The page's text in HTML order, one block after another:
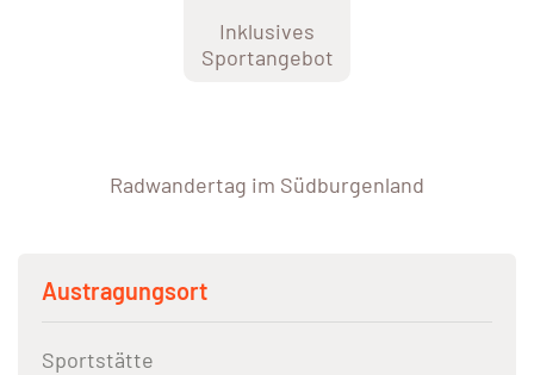
Inklusives
Sportangebot
Radwandertag im Südburgenland
Austragungsort
Sportstätte